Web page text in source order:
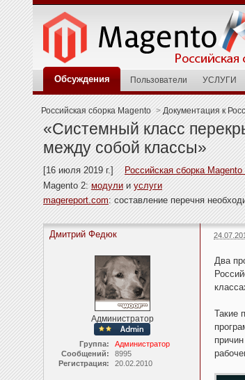
Обсуждения Пользователи УСЛУГИ
Российская сборка Magento > Документация к
«Системный класс
между собой классы»
[16 июля 2019 г.]
Российская сборка
Magento 2: модули и услуги
magereport.com: составление перечня
Дмитрий Федюк
Администратор
Группа:
Администратор
Сообщений:
8995
Регистрация:
20.02.2010
Два
Такие